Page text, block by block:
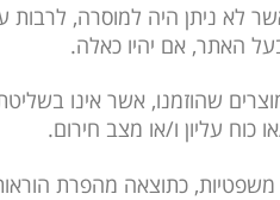
לא ניתן היה למוסרה, לרבות
האתר, אם יהיו כאלה.
שהוזמנו, אשר אינו
עליון ו/או מצב חירום.
כתוצאה מהפרת